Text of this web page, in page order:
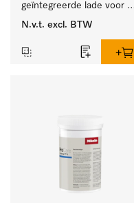
geïntegreerde lade voor
een bijzonder
droogzuil. .
N.v.t. excl. BTW